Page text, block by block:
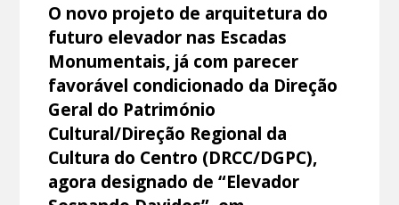
O novo projeto de arquitetura do
futuro elevador nas Escadas
Monumentais, já com parecer
favorável condicionado da Direção
Geral do Património
Cultural/Direção Regional da
Cultura do Centro (DRCC/DGPC),
agora designado de “Elevador